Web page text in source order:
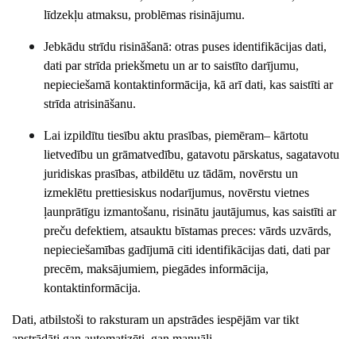
līdzekļu atmaksu, problēmas risinājumu.
Jebkādu strīdu risināšanā: otras puses identifikācijas dati,
dati par strīda priekšmetu un ar to saistīto darījumu,
nepieciešamā kontaktinformācija, kā arī dati, kas saistīti ar
strīda atrisināšanu.
Lai izpildītu tiesību aktu prasības, piemēram– kārtotu
lietvedību un grāmatvedību, gatavotu pārskatus, sagatavotu
juridiskas prasības, atbildētu uz tādām, novērstu un
izmeklētu prettiesiskus nodarījumus, novērstu vietnes
ļaunprātīgu izmantošanu, risinātu jautājumus, kas saistīti ar
preču defektiem, atsauktu bīstamas preces: vārds uzvārds,
nepieciešamības gadījumā citi identifikācijas dati, dati par
precēm, maksājumiem, piegādes informācija,
kontaktinformācija.
Dati, atbilstoši to raksturam un apstrādes iespējām var tikt